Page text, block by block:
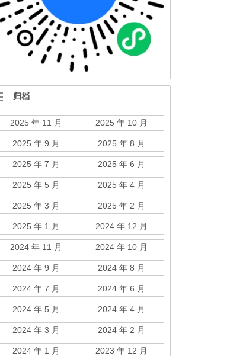
归档
2025 年 11 月 2025 年 10 月
2025 年 9 月 2025 年 8 月
2025 年 7 月 2025 年 6 月
2025 年 5 月 2025 年 4 月
2025 年 3 月 2025 年 2 月
2025 年 1 月 2024 年 12 月
2024 年 11 月 2024 年 10 月
2024 年 9 月 2024 年 8 月
2024 年 7 月 2024 年 6 月
2024 年 5 月 2024 年 4 月
2024 年 3 月 2024 年 2 月
2024 年 1 月 2023 年 12 月